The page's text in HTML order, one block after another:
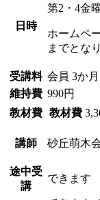
日時
第2・4金
ホームペ
までとな
受講料 会員 3か
維持費 990円
教材費 教材費
講師 砂丘萌木
途中受
講
できます